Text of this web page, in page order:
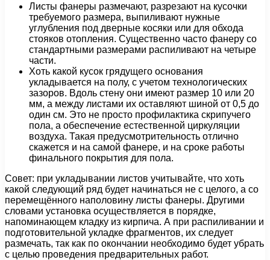
Листы фанеры размечают, разрезают на кусочки
требуемого размера, выпиливают нужные
углубления под дверные косяки или для обхода
стояков отопления. Существенно часто фанеру со
стандартными размерами распиливают на четыре
части.
Хоть какой кусок грядущего основания
укладывается на полу, с учетом технологических
зазоров. Вдоль стену они имеют размер 10 или 20
мм, а между листами их оставляют шиной от 0,5 до
один см. Это не просто профилактика скрипучего
пола, а обеспечение естественной циркуляции
воздуха. Такая предусмотрительность отлично
скажется и на самой фанере, и на сроке работы
финального покрытия для пола.
Совет: при укладывании листов учитывайте, что хоть
какой следующий ряд будет начинаться не с целого, а со
перемещённого наполовину листы фанеры. Другими
словами установка осуществляется в порядке,
напоминающем кладку из кирпича. А при распиливании и
подготовительной укладке фрагментов, их следует
размечать, так как по окончании необходимо будет убрать
с целью проведения предварительных работ.